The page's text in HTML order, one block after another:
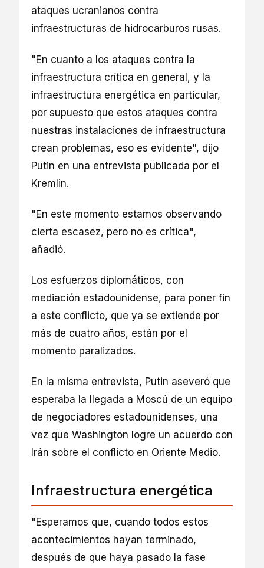
ataques ucranianos contra
infraestructuras de hidrocarburos rusas.
"En cuanto a los ataques contra la
infraestructura crítica en general, y la
infraestructura energética en particular,
por supuesto que estos ataques contra
nuestras instalaciones de infraestructura
crean problemas, eso es evidente", dijo
Putin en una entrevista publicada por el
Kremlin.
"En este momento estamos observando
cierta escasez, pero no es crítica",
añadió.
Los esfuerzos diplomáticos, con
mediación estadounidense, para poner fin
a este conflicto, que ya se extiende por
más de cuatro años, están por el
momento paralizados.
En la misma entrevista, Putin aseveró que
esperaba la llegada a Moscú de un equipo
de negociadores estadounidenses, una
vez que Washington logre un acuerdo con
Irán sobre el conflicto en Oriente Medio.
Infraestructura energética
"Esperamos que, cuando todos estos
acontecimientos hayan terminado,
después de que haya pasado la fase